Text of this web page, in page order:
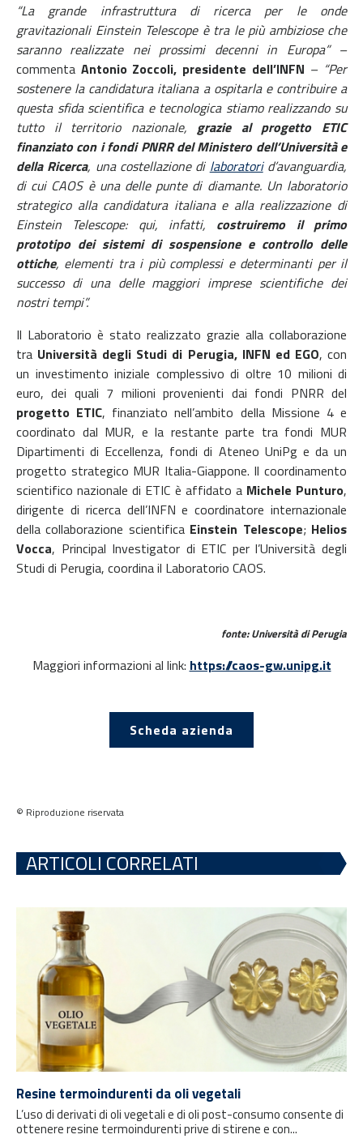
“La grande infrastruttura di ricerca per le onde
gravitazionali Einstein Telescope è tra le più ambiziose che
saranno realizzate nei prossimi decenni in Europa” –
commenta Antonio Zoccoli, presidente dell’INFN – “Per
sostenere la candidatura italiana a ospitarla e contribuire a
questa sfida scientifica e tecnologica stiamo realizzando su
tutto il territorio nazionale,grazie al progetto ETIC
finanziato con i fondi PNRR del Ministero dell’Università e
della Ricerca, una costellazione di laboratorid’avanguardia,
di cui CAOS è una delle punte di diamante. Un laboratorio
strategico alla candidatura italiana e alla realizzazione di
Einstein Telescope: qui, infatti, costruiremo il primo
prototipo dei sistemi di sospensione e controllo delle
ottiche, elementi tra i più complessi e determinanti per il
successo di una delle maggiori imprese scientifiche dei
nostri tempi”.
Il Laboratorio è stato realizzato grazie alla collaborazione
tra Università degli Studi di Perugia, INFN ed EGO, con
un investimento iniziale complessivo di oltre 10 milioni di
euro, dei quali 7 milioni provenienti dai fondi PNRR del
progetto ETIC, finanziato nell’ambito della Missione 4 e
coordinato dal MUR, e la restante parte tra fondi MUR
Dipartimenti di Eccellenza, fondi di Ateneo UniPg e da un
progetto strategico MUR Italia-Giappone. Il coordinamento
scientifico nazionale di ETIC è affidato a Michele Punturo,
dirigente di ricerca dell’INFN e coordinatore internazionale
della collaborazione scientifica Einstein Telescope; Helios
Vocca, Principal Investigator di ETIC per l’Università degli
Studi di Perugia, coordina il Laboratorio CAOS.
fonte: Università di Perugia
Maggiori informazioni al link: https://caos-gw.unipg.it
Scheda azienda
© Riproduzione riservata
ARTICOLI CORRELATI
Resine termoindurenti da oli vegetali
L’uso di derivati di oli vegetali e di oli post-consumo consente di
ottenere resine termoindurenti prive di stirene e con...